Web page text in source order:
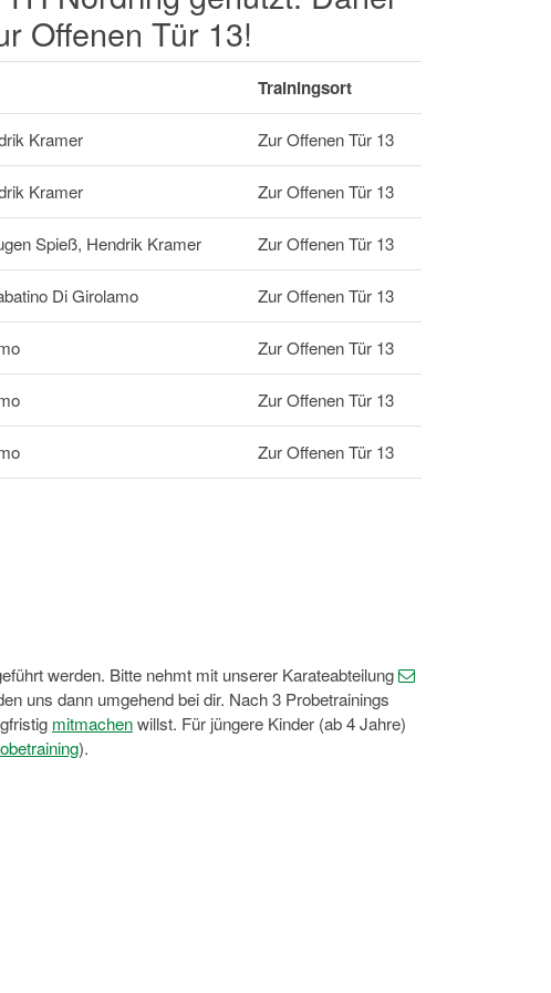
Offenen Tür 13!
Trainingsort
Kramer Zur Offenen Tür 13
Kramer Zur Offenen Tür 13
Spieß, Hendrik Kramer Zur Offenen Tür 13
Di Girolamo Zur Offenen Tür 13
Zur Offenen Tür 13
Zur Offenen Tür 13
Zur Offenen Tür 13
werden. Bitte nehmt mit unserer Karateabteilung
uns dann umgehend bei dir. Nach 3 Probetrainings
mitmachenwillst. Für jüngere Kinder (ab 4 Jahre)
).